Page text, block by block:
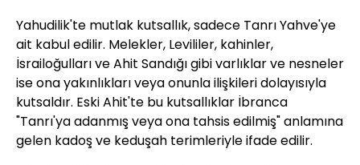
Yahudilik'te mutlak kutsallık, sadece Tanrı Yahve'ye
ait kabul edilir. Melekler, Levililer, kahinler,
İsrailoğulları ve Ahit Sandığı gibi varlıklar ve nesneler
ise ona yakınlıkları veya onunla ilişkileri dolayısıyla
kutsaldır. Eski Ahit'te bu kutsallıklar İbranca
"Tanrı'ya adanmış veya ona tahsis edilmiş" anlamına
gelen kadoş ve keduşah terimleriyle ifade edilir.